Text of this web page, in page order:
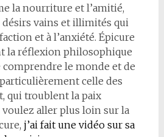
la nourriture et l’amitié,
vains et illimités qui
et à l’anxiété. Épicure
la réflexion philosophique
le monde et de
celle des
qui troublent la paix
aller plus loin sur la
j’ai fait une vidéo sur sa